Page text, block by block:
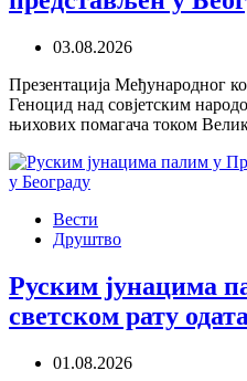
03.08.2026
Презентација Међународног
Геноцид над совјетским
њихових помагача током
Вести
Друштво
Руским јунацима
светском рату
01.08.2026